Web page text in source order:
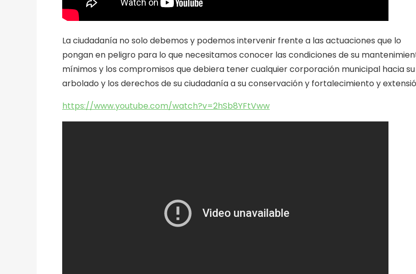
La ciudadanía no solo debemos y podemos intervenir frente a las actuaciones que lo
pongan en peligro para lo que necesitamos conocer las condiciones de su
mínimos y los compromisos que debiera tener cualquier corporación municipal hacia su
arbolado y los derechos de su ciudadanía a su conservación y fortalecimiento y
https://www.youtube.com/watch?v=2hSb8YFtVww